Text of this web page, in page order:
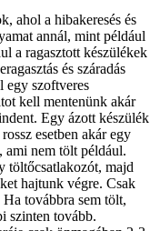
ahol a hibakeresés és
annál, mint például
a ragasztott készülékek
és száradás
egy szoftveres
kell mentenünk akár
Egy ázott készülék
esetben akár egy
ami nem tölt például.
töltőcsatlakozót, majd
hajtunk végre. Csak
továbbra sem tölt,
szinten tovább.